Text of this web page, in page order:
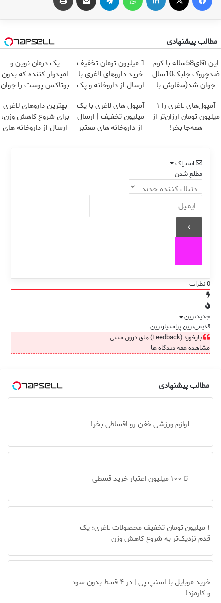
مطالب پیشنهادی
این آقای58ساله با کرم
ضدچروک جلبک10سال
جوان شد(سفارش با
1 میلیون تومان تخفیف
خرید داروهای لاغری با
ارسال از داروخانه و پک
یک درمان نوین و
امیدوار کننده که بدون
بوتاکس پوست را جوان
آمپول‌های لاغری را ۱
میلیون تومان ارزان‌تر از
همه‌جا بخر!
آمپول های لاغری با یک
میلیون تخفیف | ارسال
از داروخانه های معتبر
بهترین داروهای لاغری
برای شروع کاهش وزن،
ارسال از داروخانه های
اشتراک
مطلع شدن
0نظرات
جدیدترین
قدیمی‌ترینپرامتیازترین
بازخورد (Feedback) های درون متنی
مشاهده همه دیدگاه ها
مطالب پیشنهادی
لوازم ورزشی خفن رو اقساطی بخر!
تا ۱۰۰ میلیون اعتبار خرید قسطی
۱ میلیون تومان تخفیف محصولات لاغری؛ یک
قدم نزدیک‌تر به شروع کاهش وزن
خرید موبایل با اسنپ پی | در ۴ قسط بدون سود
و کارمزد!